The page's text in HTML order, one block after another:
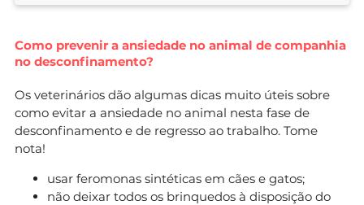
Como prevenir a ansiedade no animal de companhia
no desconfinamento?
Os veterinários dão algumas dicas muito úteis sobre
como evitar a ansiedade no animal nesta fase de
desconfinamento e de regresso ao trabalho. Tome
nota!
usar feromonas sintéticas em cães e gatos;
não deixar todos os brinquedos à disposição do